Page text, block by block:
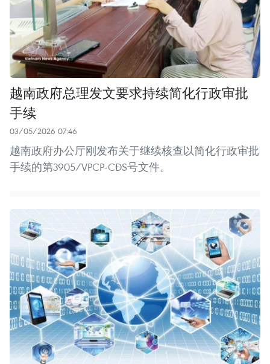
越南政府总理发文要求持续简化行政审批
手续
03/05/2026 07:46
越南政府办公厅刚发布关于继续核查以简化行政审批
手续的第3905/VPCP-CĐS号文件。